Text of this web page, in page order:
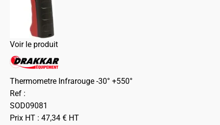
Voir le produit
Thermometre Infrarouge -30° +550°
Ref :
SOD09081
Prix HT : 47,34 € HT